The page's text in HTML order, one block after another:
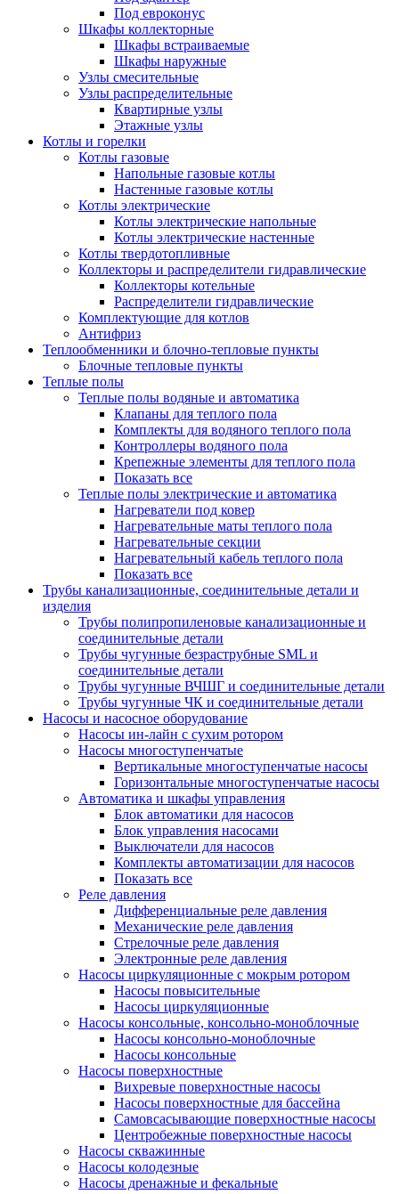
Под евроконус
Шкафы коллекторные
Шкафы встраиваемые
Шкафы наружные
Узлы смесительные
Узлы распределительные
Квартирные узлы
Этажные узлы
Котлы и горелки
Котлы газовые
Напольные газовые котлы
Настенные газовые котлы
Котлы электрические
Котлы электрические напольные
Котлы электрические настенные
Котлы твердотопливные
Коллекторы и распределители гидравлические
Коллекторы котельные
Распределители гидравлические
Комплектующие для котлов
Антифриз
Теплообменники и блочно-тепловые пункты
Блочные тепловые пункты
Теплые полы
Теплые полы водяные и автоматика
Клапаны для теплого пола
Комплекты для водяного теплого пола
Контроллеры водяного пола
Крепежные элементы для теплого пола
Показать все
Теплые полы электрические и автоматика
Нагреватели под ковер
Нагревательные маты теплого пола
Нагревательные секции
Нагревательный кабель теплого пола
Показать все
Трубы канализационные, соединительные детали и
изделия
Трубы полипропиленовые канализационные и
соединительные детали
Трубы чугунные безраструбные SML и
соединительные детали
Трубы чугунные ВЧШГ и соединительные детали
Трубы чугунные ЧК и соединительные детали
Насосы и насосное оборудование
Насосы ин-лайн с сухим ротором
Насосы многоступенчатые
Вертикальные многоступенчатые насосы
Горизонтальные многоступенчатые насосы
Автоматика и шкафы управления
Блок автоматики для насосов
Блок управления насосами
Выключатели для насосов
Комплекты автоматизации для насосов
Показать все
Реле давления
Дифференциальные реле давления
Механические реле давления
Стрелочные реле давления
Электронные реле давления
Насосы циркуляционные с мокрым ротором
Насосы повысительные
Насосы циркуляционные
Насосы консольные, консольно-моноблочные
Насосы консольно-моноблочные
Насосы консольные
Насосы поверхностные
Вихревые поверхностные насосы
Насосы поверхностные для бассейна
Самовсасывающие поверхностные насосы
Центробежные поверхностные насосы
Насосы скважинные
Насосы колодезные
Насосы дренажные и фекальные